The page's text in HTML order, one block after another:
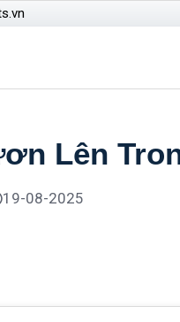
Lên
19-08-2025